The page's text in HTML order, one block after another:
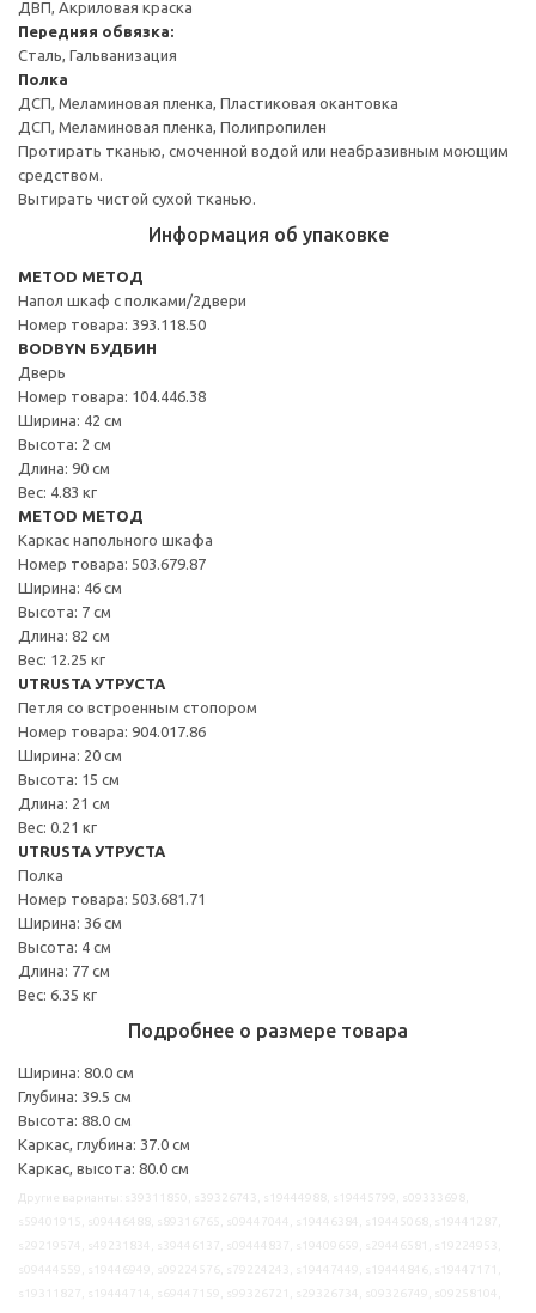
ДВП, Акриловая краска
Передняя обвязка:
Сталь, Гальванизация
Полка
ДСП, Меламиновая пленка, Пластиковая окантовка
ДСП, Меламиновая пленка, Полипропилен
Протирать тканью, смоченной водой или неабразивным моющим
средством.
Вытирать чистой сухой тканью.
Информация об упаковке
METOD МЕТОД
Напол шкаф с полками/2двери
Номер товара: 393.118.50
BODBYN БУДБИН
Дверь
Номер товара: 104.446.38
Ширина: 42 см
Высота: 2 см
Длина: 90 см
Вес: 4.83 кг
METOD МЕТОД
Каркас напольного шкафа
Номер товара: 503.679.87
Ширина: 46 см
Высота: 7 см
Длина: 82 см
Вес: 12.25 кг
UTRUSTA УТРУСТА
Петля со встроенным стопором
Номер товара: 904.017.86
Ширина: 20 см
Высота: 15 см
Длина: 21 см
Вес: 0.21 кг
UTRUSTA УТРУСТА
Полка
Номер товара: 503.681.71
Ширина: 36 см
Высота: 4 см
Длина: 77 см
Вес: 6.35 кг
Подробнее о размере товара
Ширина: 80.0 см
Глубина: 39.5 см
Высота: 88.0 см
Каркас, глубина: 37.0 см
Каркас, высота: 80.0 см